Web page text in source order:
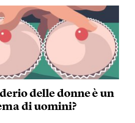
delle donne è un
di uomini?